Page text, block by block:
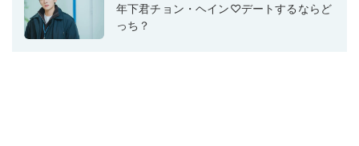
年下君チョン・ヘイン♡デートするならど
っち？